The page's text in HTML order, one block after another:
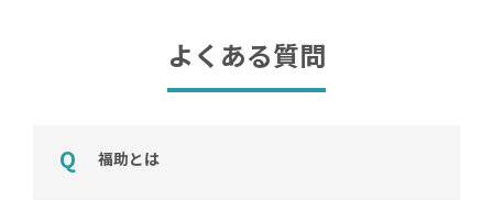
よくある質問
福助とは